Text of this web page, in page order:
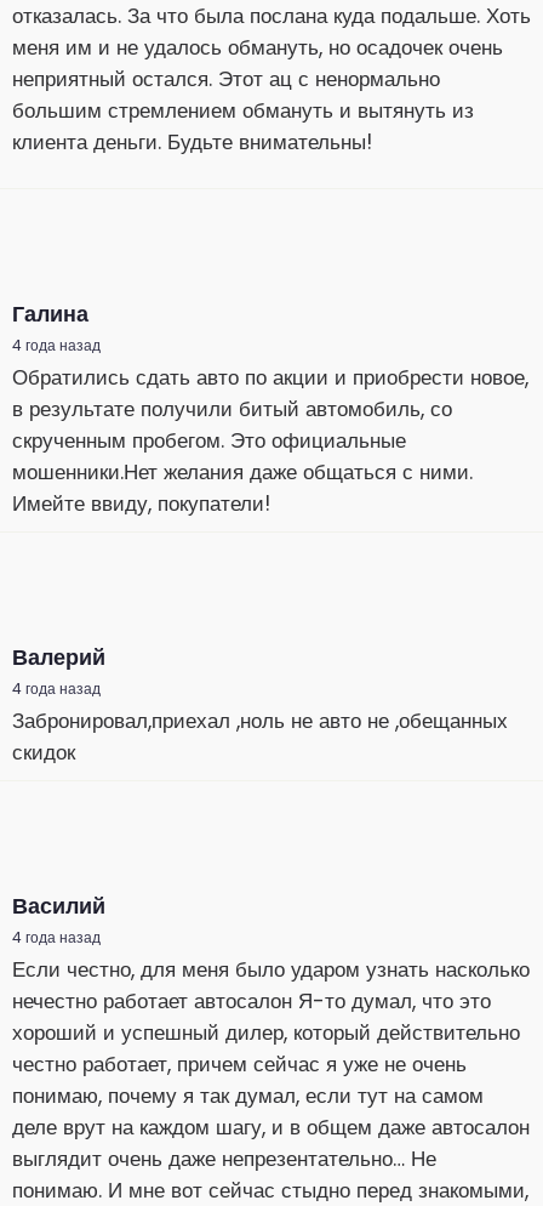
отказалась. За что была послана куда подальше. Хоть
меня им и не удалось обмануть, но осадочек очень
неприятный остался. Этот ац с ненормально
большим стремлением обмануть и вытянуть из
клиента деньги. Будьте внимательны!
Галина
4 года назад
Обратились сдать авто по акции и приобрести новое,
в результате получили битый автомобиль, со
скрученным пробегом. Это официальные
мошенники.Нет желания даже общаться с ними.
Имейте ввиду, покупатели!
Валерий
4 года назад
Забронировал,приехал ,ноль не авто не ,обещанных
скидок
Василий
4 года назад
Если честно, для меня было ударом узнать насколько
нечестно работает автосалон Я-то думал, что это
хороший и успешный дилер, который действительно
честно работает, причем сейчас я уже не очень
понимаю, почему я так думал, если тут на самом
деле врут на каждом шагу, и в общем даже автосалон
выглядит очень даже непрезентательно… Не
понимаю. И мне вот сейчас стыдно перед знакомыми,